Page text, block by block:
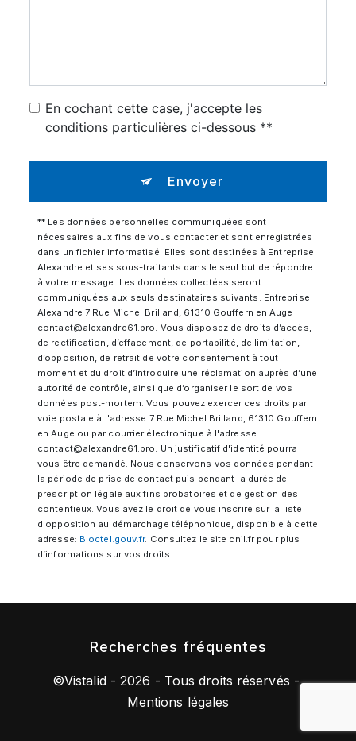
En cochant cette case, j'accepte les
conditions particulières ci-dessous **
Envoyer
** Les données personnelles communiquées sont
nécessaires aux fins de vous contacter et sont enregistrées
dans un fichier informatisé. Elles sont destinées à Entreprise
Alexandre et ses sous-traitants dans le seul but de répondre
à votre message. Les données collectées seront
communiquées aux seuls destinataires suivants: Entreprise
Alexandre 7 Rue Michel Brilland, 61310 Gouffern en Auge
contact@alexandre61.pro. Vous disposez de droits d’accès,
de rectification, d’effacement, de portabilité, de limitation,
d’opposition, de retrait de votre consentement à tout
moment et du droit d’introduire une réclamation auprès d’une
autorité de contrôle, ainsi que d’organiser le sort de vos
données post-mortem. Vous pouvez exercer ces droits par
voie postale à l'adresse 7 Rue Michel Brilland, 61310 Gouffern
en Auge ou par courrier électronique à l'adresse
contact@alexandre61.pro. Un justificatif d'identité pourra
vous être demandé. Nous conservons vos données pendant
la période de prise de contact puis pendant la durée de
prescription légale aux fins probatoires et de gestion des
contentieux. Vous avez le droit de vous inscrire sur la liste
d'opposition au démarchage téléphonique, disponible à cette
adresse:
Bloctel.gouv.fr. Consultez le site cnil.fr pour plus
d’informations sur vos droits.
Recherches fréquentes
©Vistalid- 2026 - Tous droits réservés -
Mentions légales